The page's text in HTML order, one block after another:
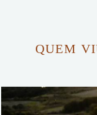
QUEM